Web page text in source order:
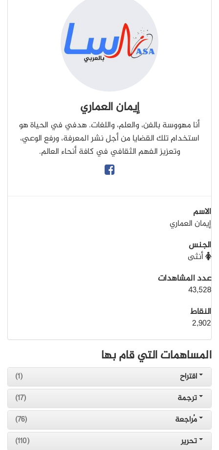
إيمان العماري
أنا مهووسة بالفن، والعلم، واللغات. هدفي في الحياة هو
استخدام تلك القضايا من أجل نشر المعرفة، ورفع الوعي،
وتعزيز الفهم الثقافي في كافة أنحاء العالم.
الاسم
إيمان العماري
الجنس
أنثى
عدد المشاهدات
43,528
النقاط
2,902
المساهمات التي قام بها
اقتراح
(1)
ترجمة
(17)
مُراجعة
(76)
تحرير
(110)